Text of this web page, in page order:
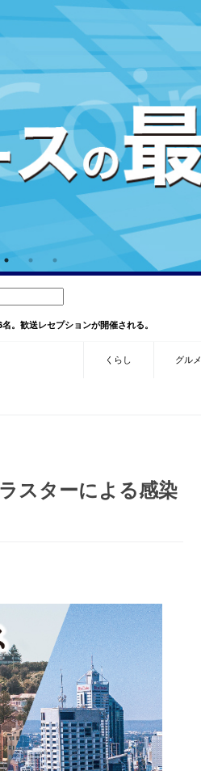
。歓送レセプションが開催される。
くらし グルメ
スターによる感染